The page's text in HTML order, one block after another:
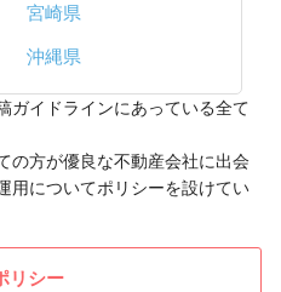
宮崎県
沖縄県
ガイドラインにあっている全て
の方が優良な不動産会社に出会
用についてポリシーを設けてい
リシー